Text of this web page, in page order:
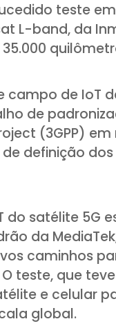
teste
L-band, da
campo de IoT
de
(3GPP)
definição
do satélite 5G
da
caminhos
teste, que
e celular
global.